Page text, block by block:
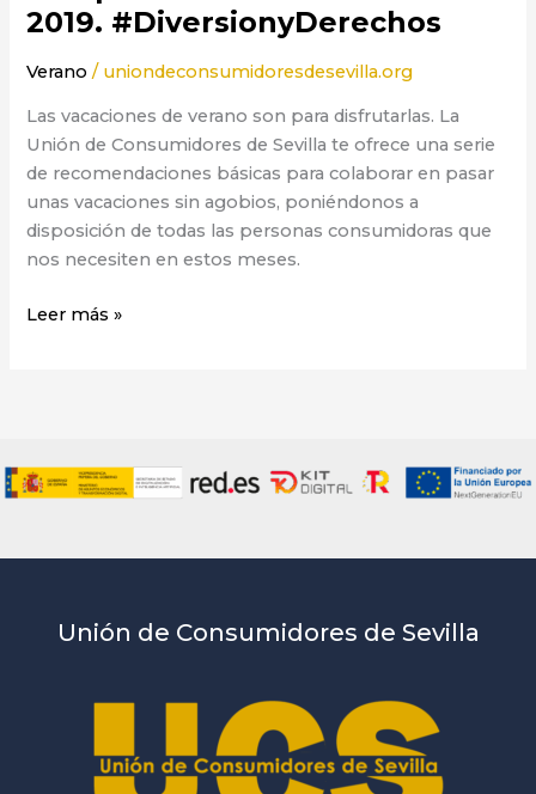
2019. #DiversionyDerechos
Verano / uniondeconsumidoresdesevilla.org
Las vacaciones de verano son para disfrutarlas. La
Unión de Consumidores de Sevilla te ofrece una serie
de recomendaciones básicas para colaborar en pasar
unas vacaciones sin agobios, poniéndonos a
disposición de todas las personas consumidoras que
nos necesiten en estos meses.
Leer más »
Unión de Consumidores de Sevilla